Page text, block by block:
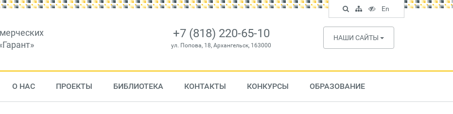
+7 (818) 220-65-10
ул. Попова, 18, Архангельск, 163000
НАШИ САЙТЫ
О НАС ПРОЕКТЫ БИБЛИОТЕКА КОНТАКТЫ КОНКУРСЫ ОБРАЗОВАНИЕ
Поиск
по
сайту
Карта
сайта
Версия
для
слабовидящих
En
English